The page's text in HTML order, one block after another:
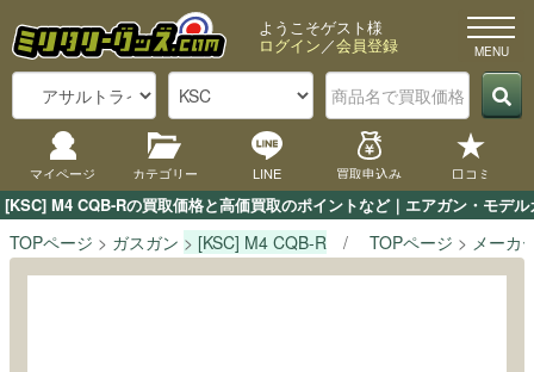
[KSC] M4 CQB-Rの買取価格と高価買取のポイントなど｜エアガン・モデ
ようこそゲスト様
ログイン／会員登録
マイページ カテゴリー LINE 買取申込み 口コミ
TOPページ ガスガン [KSC] M4 CQB-R TOPページ メーカ